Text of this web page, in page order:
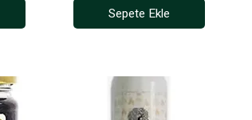
Sepete Ekle